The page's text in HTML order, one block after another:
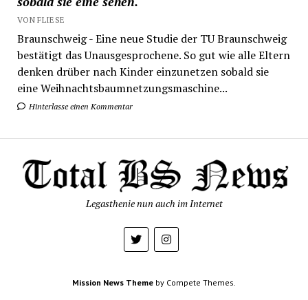
VON FLIESE
Braunschweig - Eine neue Studie der TU Braunschweig
bestätigt das Unausgesprochene. So gut wie alle Eltern
denken drüber nach Kinder einzunetzen sobald sie
eine Weihnachtsbaumnetzungsmaschine...
Hinterlasse einen Kommentar
Legasthenie nun auch im Internet
Mission News Theme by Compete Themes.